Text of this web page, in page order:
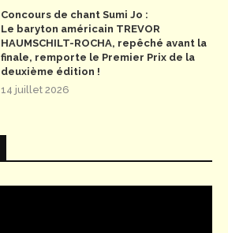
Concours de chant Sumi Jo :
Le baryton américain TREVOR
HAUMSCHILT-ROCHA, repêché avant la
finale, remporte le Premier Prix de la
deuxième édition !
14 juillet 2026